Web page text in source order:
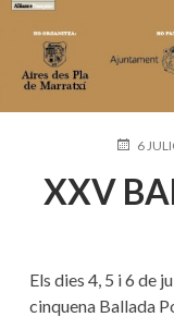
PUBLICAT
6
XXV
Els dies 4, 5 i 6 de
cinquena Ballada